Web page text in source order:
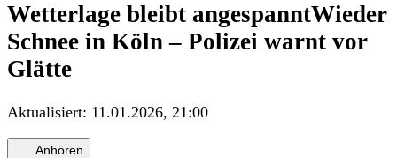
Wetterlage bleibt angespanntWieder
Schnee in Köln – Polizei warnt vor
Glätte
Aktualisiert: 11.01.2026, 21:00
Anhören